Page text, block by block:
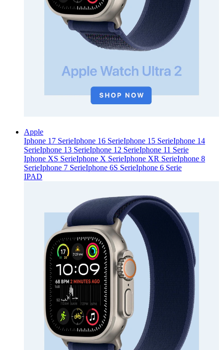
Apple
Iphone 17 SerieIphone 16 SerieIphone 15 SerieIphone 14
SerieIphone 13 SerieIphone 12 SerieIphone 11 Serie
Iphone XS SerieIphone X SerieIphone XR SerieIphone 8
SerieIphone 7 SerieIphone 6S SerieIphone 6 Serie
IPAD